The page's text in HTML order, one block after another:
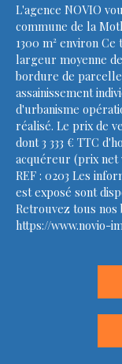
L'agence NOVIO
commune de la
1300 m² environ
largeur moyenne
bordure de
assainissement
d'urbanisme
réalisé. Le prix de
dont 3 333 € TTC
acquéreur (prix net
REF : 0203 Les
est exposé sont
Retrouvez tous
https://www.novio-